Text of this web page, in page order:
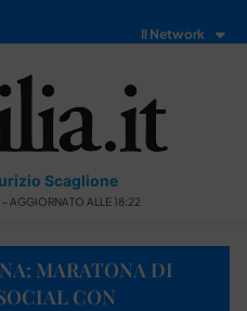
Il Network
Scaglione
AGGIORNATO ALLE 18:22
MARATONA DI
CON